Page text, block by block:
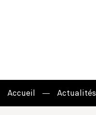
Accueil Actualités